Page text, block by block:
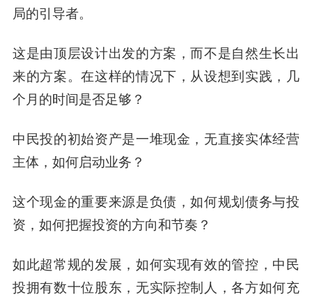
局的引导者。
这是由顶层设计出发的方案，而不是自然生长出
来的方案。在这样的情况下，从设想到实践，几
个月的时间是否足够？
中民投的初始资产是一堆现金，无直接实体经营
主体，如何启动业务？
这个现金的重要来源是负债，如何规划债务与投
资，如何把握投资的方向和节奏？
如此超常规的发展，如何实现有效的管控，中民
投拥有数十位股东，无实际控制人，各方如何充